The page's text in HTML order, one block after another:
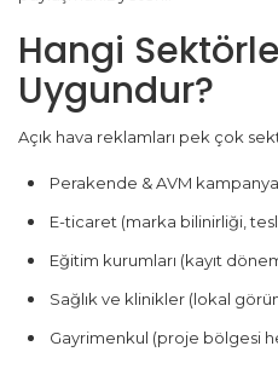
Hangi
Uygundur?
Açık hava reklamları pek çok
Perakende & AVM
E-ticaret (marka bilinirliği,
Eğitim kurumları (kayıt
Sağlık ve klinikler (lokal
Gayrimenkul (proje bölgesi